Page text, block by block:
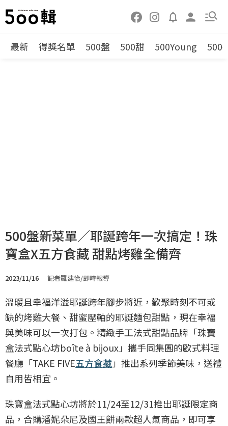
最新 得獎名單 500盤 500甜 500Young 500
500盤新菜單／耶誕跨年一次搞定！珠
寶盒X五方食藏 甜點烤雞全備齊
2023/11/16 記者羅建怡/即時報導
溫暖且幸福洋溢耶誕跨年腳步將近，歡聚時刻不可或
缺的烤雞大餐、甜蜜壓軸的耶誕麵包甜點，現在幸福
與美味可以一次打包。精緻手工法式甜點品牌「珠寶
盒法式點心坊boîte à bijoux」攜手同集團的歐式料理
餐廳「TAKE FIVE五方食藏」推出系列季節美味，送禮
自用皆相宜。
珠寶盒法式點心坊將於11/24至12/31推出耶誕限定商
品，合購潘妮朵尼及國王餅兩款超人氣商品，即可享